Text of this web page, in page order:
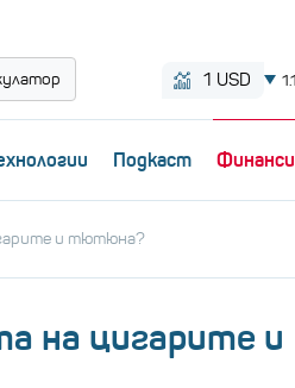
Пoдкаст Финанси
и тютюна?
на цигарите и